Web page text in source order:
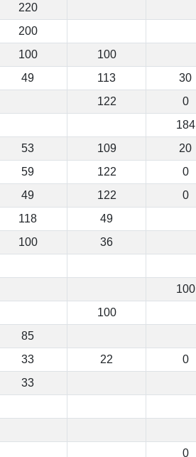
220
200
100 100
49 113 30
122 0
184
53 109 20
59 122 0
49 122 0
118 49
100 36
100
100
85
33 22 0
33
0